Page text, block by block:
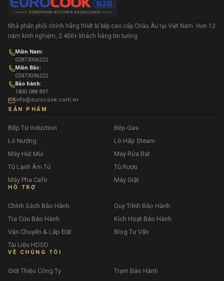
Nhà phân phối chính hãng thiết bị bếp cao cấp Châu Âu tại Việt Nam. Hơn 12
năm kinh nghiệm, 2.400+ khách hàng tin tưởng.
Miền Nam:
02873006222
Miền Bắc:
02473036222
Bảo hành:
1800 088 897
info@eurocook.com.vn
SẢN PHẨM
Bếp Từ Induction
Bếp Gas
Lò Nướng
Lò Hấp Steam
Máy Hút Mùi
Máy Rửa Bát
Tủ Lạnh Âm Tủ
Tủ Rượu
Máy Pha Cafe
Máy Giặt
HỖ TRỢ
Chính Sách Bảo Hành
Quy Trình Bảo Hành
Tra Cứu Bảo Hành
Kích Hoạt Bảo Hành
Vận Chuyển & Lắp Đặt
Blog Tư Vấn
Tài Liệu HDSD
VỀ CHÚNG TÔI
Giới Thiệu Công Ty
Trạm Bảo Hành